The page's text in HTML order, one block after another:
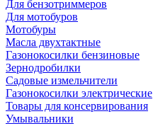
Для бензотриммеров
Для мотобуров
Мотобуры
Масла двухтактные
Газонокосилки бензиновые
Зернодробилки
Садовые измельчители
Газонокосилки электрические
Товары для консервирования
Умывальники